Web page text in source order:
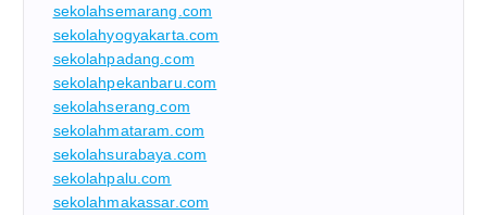
sekolahsemarang.com
sekolahyogyakarta.com
sekolahpadang.com
sekolahpekanbaru.com
sekolahserang.com
sekolahmataram.com
sekolahsurabaya.com
sekolahpalu.com
sekolahmakassar.com